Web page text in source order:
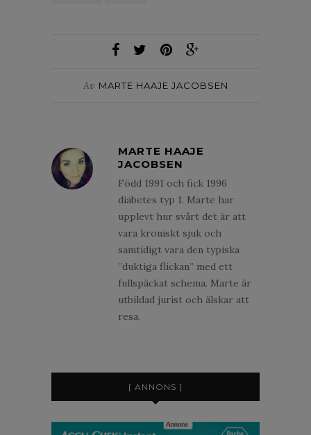
Av MARTE HAAJE JACOBSEN
MARTE HAAJE
JACOBSEN
Född 1991 och fick 1996
diabetes typ 1. Marte har
upplevt hur svårt det är att
vara kroniskt sjuk och
samtidigt vara den typiska
”duktiga flickan” med ett
fullspäckat schema. Marte är
utbildad jurist och älskar att
resa.
[ ANNONS ]